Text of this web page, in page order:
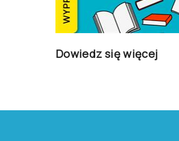
Dowiedz się więcej